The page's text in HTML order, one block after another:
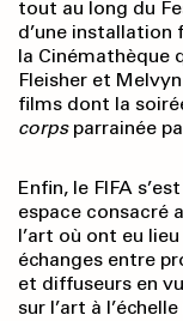
tout au long du
d’une installation
la Cinémathèque
Fleisher et
films dont la
corpsparrainée
Enfin, le FIFA
espace consacré
l’art où ont eu
échanges entre
et diffuseurs en
sur l’art à